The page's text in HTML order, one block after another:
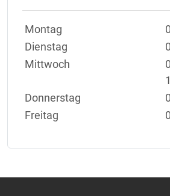
Wochentage / Monate
Öffnungszeiten / Hinweise
Montag
Dienstag
Mittwoch
Donnerstag
Freitag